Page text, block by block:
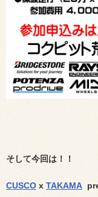
そして今回は！！
CUSCO x TAKAMA